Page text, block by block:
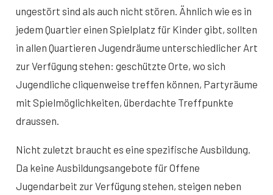
ungestört sind als auch nicht stören. Ähnlich wie es in
jedem Quartier einen Spielplatz für Kinder gibt, sollten
in allen Quartieren Jugendräume unterschiedlicher Art
zur Verfügung stehen: geschützte Orte, wo sich
Jugendliche cliquenweise treffen können, Partyräume
mit Spielmöglichkeiten, überdachte Treffpunkte
draussen.
Nicht zuletzt braucht es eine spezifische Ausbildung.
Da keine Ausbildungsangebote für Offene
Jugendarbeit zur Verfügung stehen, steigen neben